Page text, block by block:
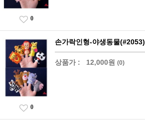
0
손가락인형-야생동물(#2053)
상품가 : 12,000원 (0)
0